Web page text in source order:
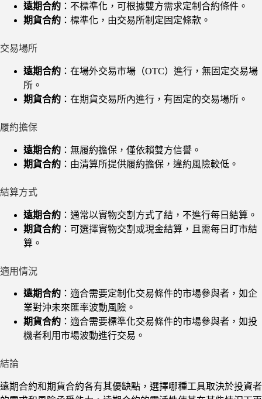
遠期合約 ：不標準化，可根據雙方需求定制合約條件。
期貨合約 ：標準化，由交易所制定固定條款。
交易場所
遠期合約 ：在場外交易市場（OTC）進行，無固定交易場
所。
期貨合約 ：在期貨交易所內進行，有固定的交易場所。
履約擔保
遠期合約 ：無履約擔保，僅依賴雙方信譽。
期貨合約 ：由清算所提供履約擔保，違約風險較低。
結算方式
遠期合約 ：通常以實物交割方式了結，不進行每日結算。
期貨合約 ：可選擇實物交割或現金結算，且需每日盯市結
算。
適用情況
遠期合約 ：適合需要定制化交易條件的市場參與者，如企
業對沖未來匯率波動風險。
期貨合約 ：適合需要標準化交易條件的市場參與者，如投
機者利用市場波動進行交易。
結論
遠期合約和期貨合約各有其優缺點，選擇哪種工具取決於投資者